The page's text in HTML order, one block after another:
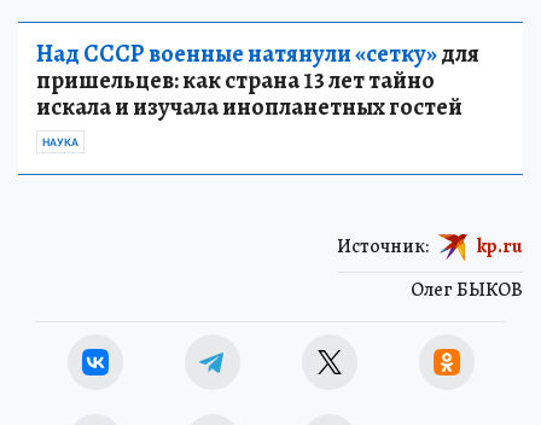
Над СССР военные натянули «сетку»для
пришельцев: как страна 13 лет тайно
искала и изучала инопланетных гостей
НАУКА
Олег БЫКОВ
Источник: kp.ru